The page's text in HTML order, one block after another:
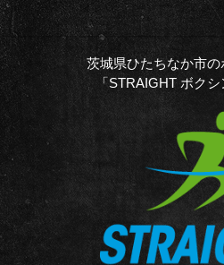
茨城県ひたちなか市の
「STRAIGHT ボクシ